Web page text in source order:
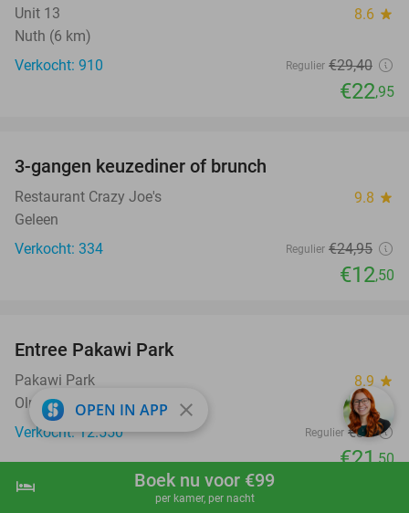
shopping_cart Boek nu
hotel Boek nu voor €99
per kamer, per nacht
Unit 13 8.6 star
Nuth (6 km)
Verkocht: 910
Regulier €29,40
€22,95
3-gangen keuzediner of brunch
Restaurant Crazy Joe's 9.8 star
Geleen
Verkocht: 334
Regulier €24,95
€12,50
Entree Pakawi Park
Pakawi Park 8.9 star
Olmen
Verkocht: 12.550
Regulier €30
€21,50
OPEN IN APP close